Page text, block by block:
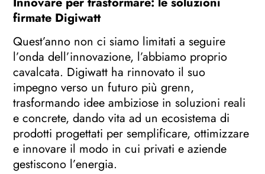
firmate Digiwatt
Quest’anno non ci siamo limitati a seguire
l’onda dell’innovazione, l’abbiamo proprio
cavalcata. Digiwatt ha rinnovato il suo
impegno verso un futuro più grenn,
trasformando idee ambiziose in soluzioni reali
e concrete, dando vita ad un ecosistema di
prodotti progettati per semplificare, ottimizzare
e innovare il modo in cui privati e aziende
gestiscono l’energia.